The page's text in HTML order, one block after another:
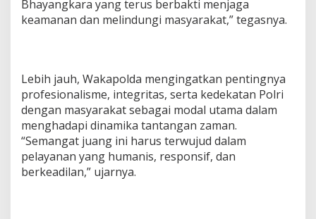
Bhayangkara yang terus berbakti menjaga
keamanan dan melindungi masyarakat,” tegasnya.
Lebih jauh, Wakapolda mengingatkan pentingnya
profesionalisme, integritas, serta kedekatan Polri
dengan masyarakat sebagai modal utama dalam
menghadapi dinamika tantangan zaman.
“Semangat juang ini harus terwujud dalam
pelayanan yang humanis, responsif, dan
berkeadilan,” ujarnya.